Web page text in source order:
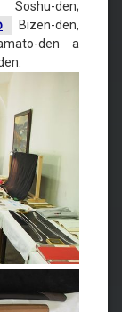
Soshu-den;
Bizen-den,
den a